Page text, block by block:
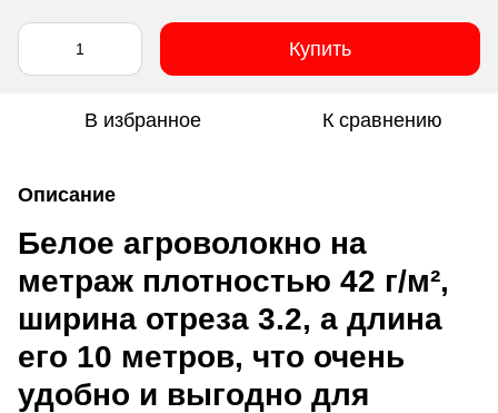
Купить
В избранное К сравнению
Описание
Белое агроволокно на
метраж плотностью 42 г/м²,
ширина отреза 3.2, а длина
его 10 метров, что очень
удобно и выгодно для